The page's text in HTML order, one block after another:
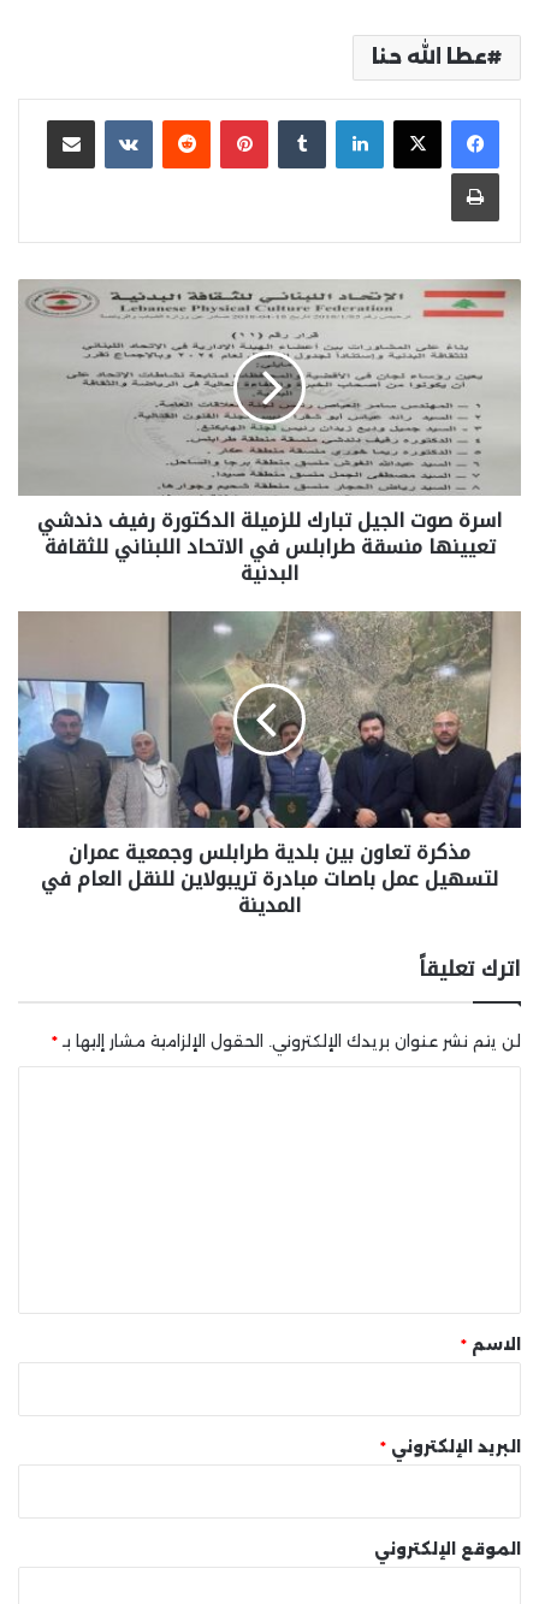
عطا الله حنا
لينكدإن بينتيريست مشاركة عبر البريد
طباعة
اسرة صوت الجيل تبارك للزميلة الدكتورة رفيف دندشي
تعيينها منسقة طرابلس في الاتحاد اللبناني للثقافة
البدنية
مذكرة تعاون بين بلدية طرابلس وجمعية عمران
لتسهيل عمل باصات مبادرة تريبولاين للنقل العام في
المدينة
اترك تعليقاً
لن يتم نشر عنوان بريدك الإلكتروني. الحقول الإلزامية مشار إليها بـ *
* الاسم *
البريد الإلكتروني *
الموقع الإلكتروني